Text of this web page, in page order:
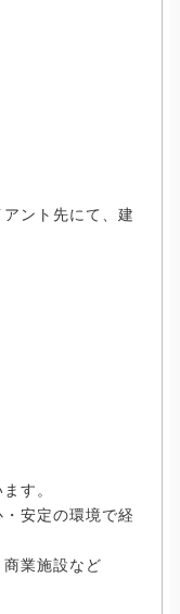
ント先にて、建
す。
安定の環境で経
商業施設など